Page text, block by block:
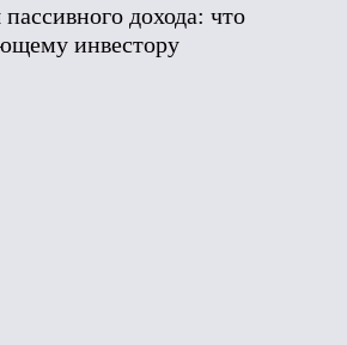
дохода: что
инвестору